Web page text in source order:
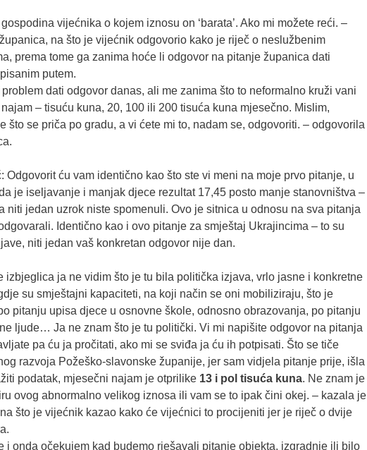
vijećnika o kojem iznosu on ‘barata’. Ako mi možete reći. –
na što je vijećnik odgovorio kako je riječ o neslužbenim
prema tome ga zanima hoće li odgovor na pitanje županica dati
putem.
dati odgovor danas, ali me zanima što to neformalno kruži vani
– tisuću kuna, 20, 100 ili 200 tisuća kuna mjesečno. Mislim,
što se priča po gradu, a vi ćete mi to, nadam se, odgovoriti. – odgovorila
Odgovorit ću vam identično kao što ste vi meni na moje prvo pitanje, u
je iseljavanje i manjak djece rezultat 17,45 posto manje stanovništva –
niti jedan uzrok niste spomenuli. Ovo je sitnica u odnosu na sva pitanja
Identično kao i ovo pitanje za smještaj Ukrajincima – to su
niti jedan vaš konkretan odgovor nije dan.
izbjeglica ja ne vidim što je tu bila politička izjava, vrlo jasne i konkretne
su smještajni kapaciteti, na koji način se oni mobiliziraju, što je
pitanju upisa djece u osnovne škole, odnosno obrazovanja, po pitanju
ljude… Ja ne znam što je tu politički. Vi mi napišite odgovor na pitanja
pa ću ja pročitati, ako mi se sviđa ja ću ih potpisati. Što se tiče
razvoja Požeško-slavonske županije, jer sam vidjela pitanje prije, išla
podatak, mjesečni najam je otprilike 13 i pol tisuća kuna. Ne znam je
ovog abnormalno velikog iznosa ili vam se to ipak čini okej. – kazala je
što je vijećnik kazao kako će vijećnici to procijeniti jer je riječ o dvije
i onda očekujem kad budemo rješavali pitanje objekta, izgradnje ili bilo